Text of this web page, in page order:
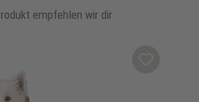
empfehlen wir dir